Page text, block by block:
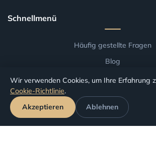
Schnellmenü
Häufig gestellte Fragen
Blog
Allgemeine
Entschaedigung nach
Entschaedigung nach
Antrag verfolgen
Wir verwenden Cookies, um Ihre Erfahrung
Cookie-Richtlinie.
Akzeptieren
Ablehnen